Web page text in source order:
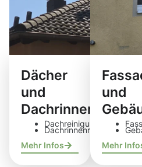
Dächer
und
Dachrinnen
Dachreinigung
Dachrinnenreinigung
Mehr Infos
und
Mehr